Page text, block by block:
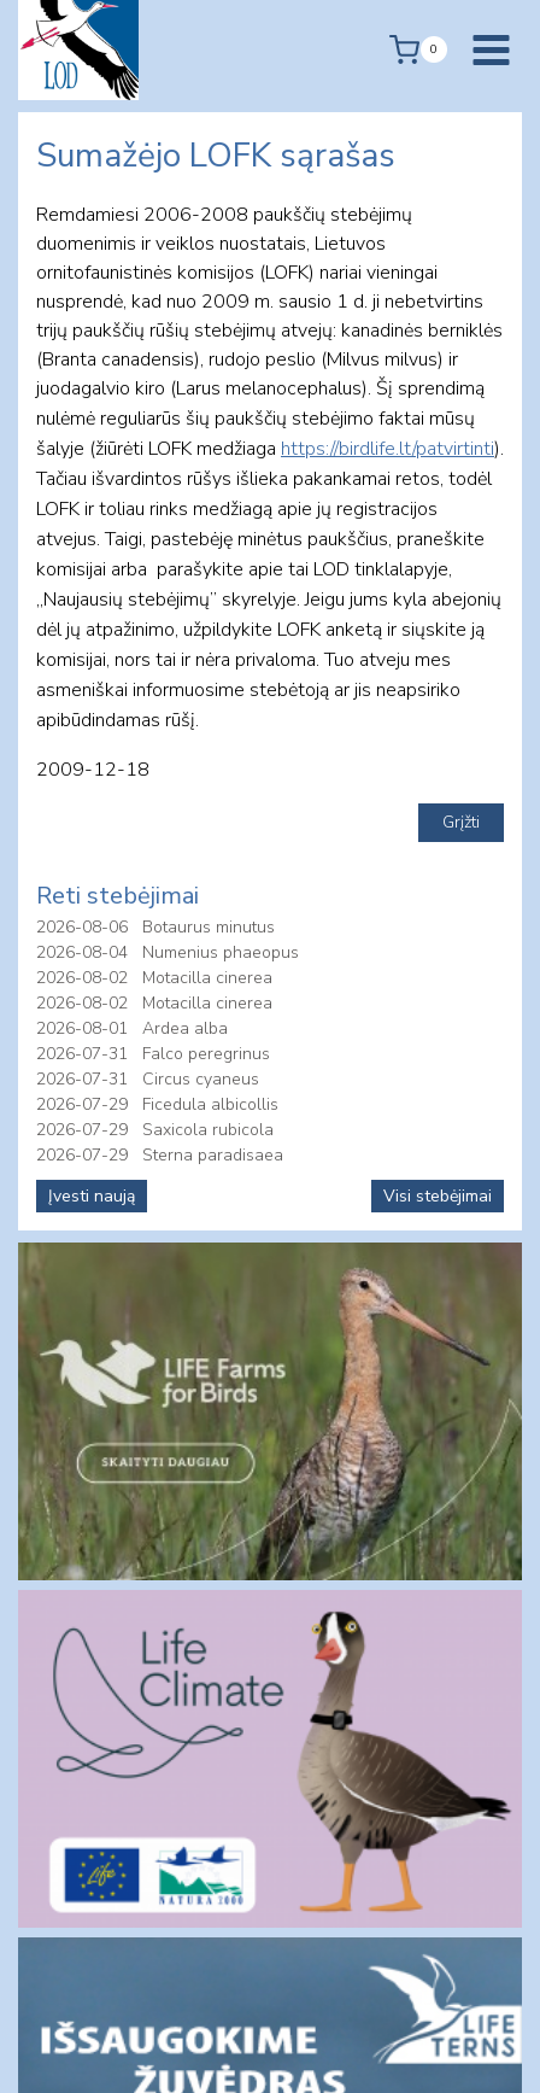
content
0
Sumažėjo LOFK sąrašas
Remdamiesi 2006-2008 paukščių stebėjimų
duomenimis ir veiklos nuostatais, Lietuvos
ornitofaunistinės komisijos (LOFK) nariai vieningai
nusprendė, kad nuo 2009 m. sausio 1 d. ji nebetvirtins
trijų paukščių rūšių stebėjimų atvejų: kanadinės berniklės
(Branta canadensis), rudojo peslio (Milvus milvus) ir
juodagalvio kiro (Larus melanocephalus). Šį sprendimą
nulėmė reguliarūs šių paukščių stebėjimo faktai mūsų
šalyje (žiūrėti LOFK medžiaga https://birdlife.lt/patvirtinti).
Tačiau išvardintos rūšys išlieka pakankamai retos, todėl
LOFK ir toliau rinks medžiagą apie jų registracijos
atvejus. Taigi, pastebėję minėtus paukščius, praneškite
komisijai arba parašykite apie tai LOD tinklalapyje,
„Naujausių stebėjimų” skyrelyje. Jeigu jums kyla abejonių
dėl jų atpažinimo, užpildykite LOFK anketą ir siųskite ją
komisijai, nors tai ir nėra privaloma. Tuo atveju mes
asmeniškai informuosime stebėtoją ar jis neapsiriko
apibūdindamas rūšį.
2009-12-18
Reti stebėjimai
2026-08-06
Botaurus minutus
2026-08-04
Numenius phaeopus
2026-08-02
Motacilla cinerea
2026-08-02
Motacilla cinerea
2026-08-01
Ardea alba
2026-07-31
Falco peregrinus
2026-07-31
Circus cyaneus
2026-07-29
Ficedula albicollis
2026-07-29
Saxicola rubicola
2026-07-29
Sterna paradisaea
Įvesti naują
Visi stebėjimai